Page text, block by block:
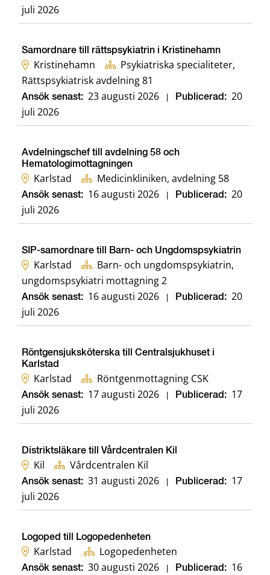
juli 2026
Samordnare till rättspsykiatrin i Kristinehamn
Kristinehamn
Psykiatriska specialiteter,
Rättspsykiatrisk avdelning 81
Ansök senast: 23 augusti 2026 Publicerad: 20
juli 2026
Avdelningschef till avdelning 58 och
Hematologimottagningen
Karlstad Medicinkliniken, avdelning 58
Ansök senast: 16 augusti 2026 Publicerad: 20
juli 2026
SIP-samordnare till Barn- och Ungdomspsykiatrin
Karlstad
Barn- och ungdomspsykiatrin,
ungdomspsykiatri mottagning 2
Ansök senast: 16 augusti 2026 Publicerad: 20
juli 2026
Röntgensjuksköterska till Centralsjukhuset i
Karlstad
Karlstad Röntgenmottagning CSK
Ansök senast: 17 augusti 2026 Publicerad: 17
juli 2026
Distriktsläkare till Vårdcentralen Kil
Kil Vårdcentralen Kil
Ansök senast: 31 augusti 2026 Publicerad: 17
juli 2026
Logoped till Logopedenheten
Karlstad Logopedenheten
Ansök senast: 30 augusti 2026 Publicerad: 16